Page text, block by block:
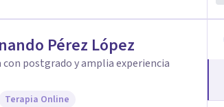
Pérez López
postgrado y amplia experiencia
Terapia Online